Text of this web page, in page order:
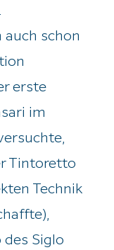
auch schon
erste
im
Tintoretto
Technik
des Siglo